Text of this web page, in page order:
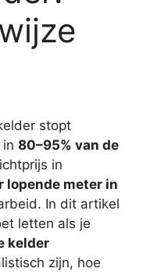
stopt
80–95% van de
in
lopende meter in
In dit artikel
letten als je
kelder
zijn, hoe